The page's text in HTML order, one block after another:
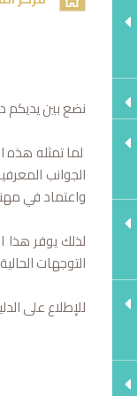
نضع بين يديكم
لما تمثله
الجوانب
واعتماد في
التوجهات
للإطلاع على